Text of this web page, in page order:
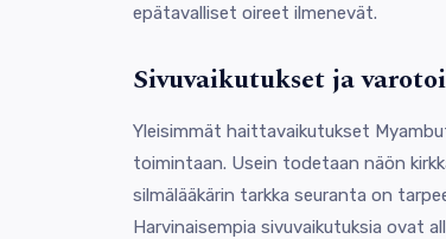
epätavalliset oireet ilmenevät.
Sivuvaikutukset ja
Yleisimmät haittavaikutukset
toimintaan. Usein todetaan näön
silmälääkärin tarkka seuranta on
Harvinaisempia sivuvaikutuksia ovat